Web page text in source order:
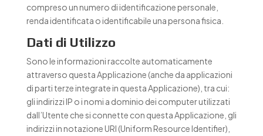
compreso un numero di identificazione personale,
renda identificata o identificabile una persona fisica.
Dati di Utilizzo
Sono le informazioni raccolte automaticamente
attraverso questa Applicazione (anche da applicazioni
di parti terze integrate in questa Applicazione), tra cui:
gli indirizzi IP o i nomi a dominio dei computer utilizzati
dall’Utente che si connette con questa Applicazione, gli
indirizzi in notazione URI (Uniform Resource Identifier),